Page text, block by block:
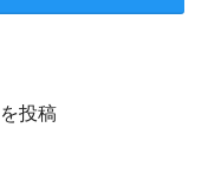
投稿